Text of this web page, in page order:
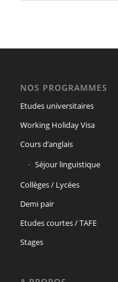
NOS PROGRAMMES
Etudes universitaires
Working Holiday Visa
Cours d’anglais
Séjour linguistique
Collèges / Lycées
Demi pair
Etudes courtes / TAFE
Stages